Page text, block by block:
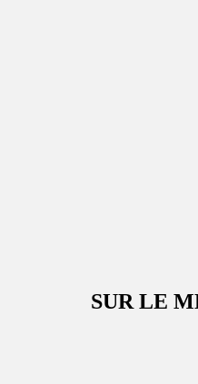
SUR LE